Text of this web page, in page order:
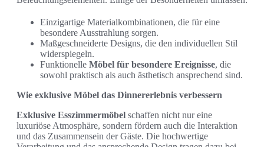
Einzigartige Materialkombinationen, die für eine
besondere Ausstrahlung sorgen.
Maßgeschneiderte Designs, die den individuellen Stil
widerspiegeln.
Funktionelle Möbel für besondere Ereignisse, die
sowohl praktisch als auch ästhetisch ansprechend sind.
Wie exklusive Möbel das Dinnererlebnis verbessern
Exklusive Esszimmermöbel schaffen nicht nur eine
luxuriöse Atmosphäre, sondern fördern auch die Interaktion
und das Zusammensein der Gäste. Die hochwertige